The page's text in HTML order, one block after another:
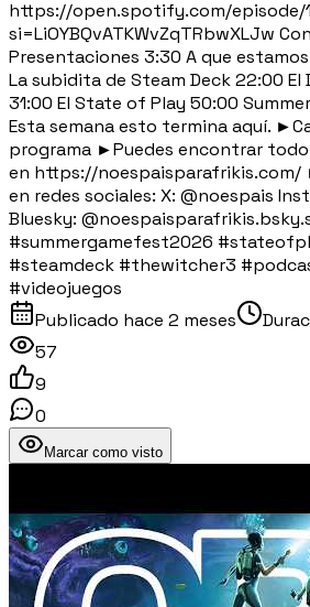
https://open.spotify.com/episode/
si=LiOYBQvATKWvZqTRbwXLJw
Presentaciones 3:30 A que
La subidita de Steam Deck 22:00 El
31:00 El State of Play 50:00
Esta semana esto termina aquí.
programa ►Puedes encontrar
en https://noespaisparafrikis.com/
en redes sociales: X: @noespais
Bluesky:
#summergamefest2026
#steamdeck #thewitcher3
#videojuegos
Publicado hace 2 meses
57
9
0
Marcar como visto